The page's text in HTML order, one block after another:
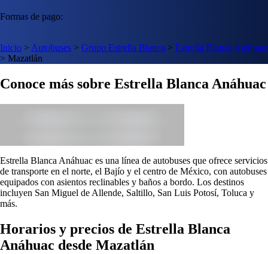
Formas de pago:
Inicio > Autobuses > Grupo Estrella Blanca > Estrella Blanca Anáhuac
> Mazatlán
Conoce más sobre Estrella Blanca Anáhuac
Estrella Blanca Anáhuac es una línea de autobuses que ofrece servicios
de transporte en el norte, el Bajío y el centro de México, con autobuses
equipados con asientos reclinables y baños a bordo. Los destinos
incluyen San Miguel de Allende, Saltillo, San Luis Potosí, Toluca y
más.
Horarios y precios de Estrella Blanca
Anáhuac desde Mazatlán